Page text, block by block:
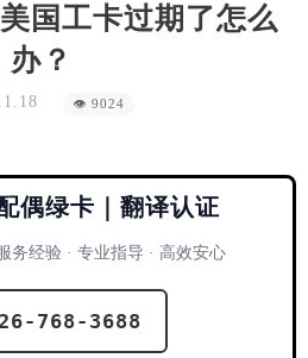
国工卡过期了怎么
办？
👁 9024
偶绿卡｜翻译认证
务经验 · 专业指导 · 高效安心
768-3688